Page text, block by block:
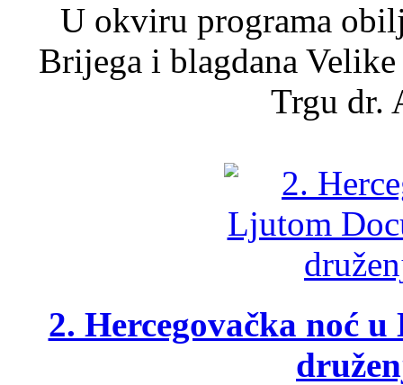
U okviru programa
Brijega i blagdana
Trgu dr.
2. Hercegovačka noć